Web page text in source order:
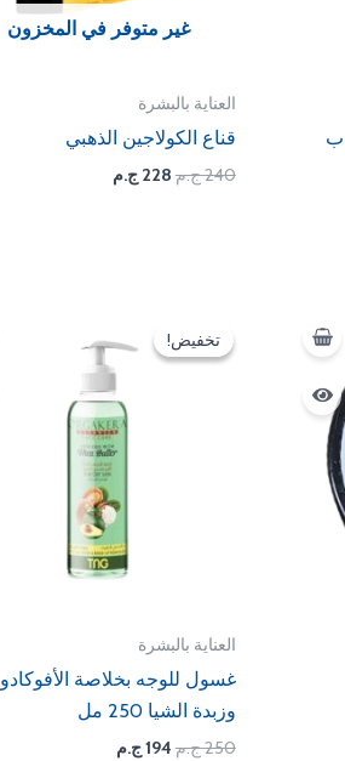
غير متوفر في المخزون
العناية بالبشرة
قناع الكولاجين الذهبي
240ج.م 228 ج.م
تخفيض!
تخفيض!
العناية بالبشرة
غسول للوجه بخلاصة الأفوكادو
وزبدة الشيا 250 مل
250ج.م
الأصلي
هو:
194ج.م
هو:
194 EGP.